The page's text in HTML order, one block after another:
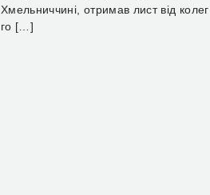
Хмельниччині, отримав лист від колег
го […]